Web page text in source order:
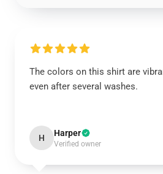
The colors on this shirt are
even after several washes.
H Harper
Verified owner